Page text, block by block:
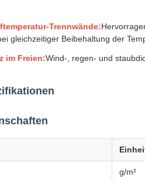
Trennwände:
gleichzeitiger Beibehaltung der
im Freien:Wind-, regen- und
g/m²